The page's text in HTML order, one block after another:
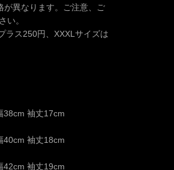
が異なります。ご注意、ご
い。
ラス250円、XXXLサイズは
38cm 袖丈17cm
40cm 袖丈18cm
42cm 袖丈19cm